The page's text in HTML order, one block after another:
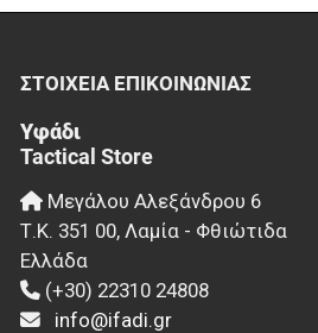
ΣΤΟΙΧΕΊΑ EΠΙΚΟΙΝΩΝΊΑΣ
Υφάδι
Tactical Store
Μεγάλου Αλεξάνδρου 6
Τ.Κ. 351 00, Λαμία - Φθιώτιδα
Ελλάδα
(+30) 22310 24808
info@ifadi.gr